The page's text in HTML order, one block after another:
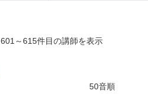
601～615件目の講師を表示
50音順